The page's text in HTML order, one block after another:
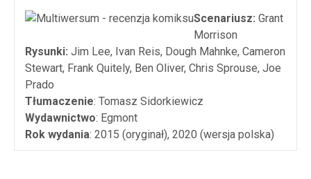
Scenariusz: Grant
Morrison
Rysunki: Jim Lee, Ivan Reis, Dough Mahnke, Cameron
Stewart, Frank Quitely, Ben Oliver, Chris Sprouse, Joe
Prado
Tłumaczenie: Tomasz Sidorkiewicz
Wydawnictwo: Egmont
Rok wydania: 2015 (oryginał), 2020 (wersja polska)